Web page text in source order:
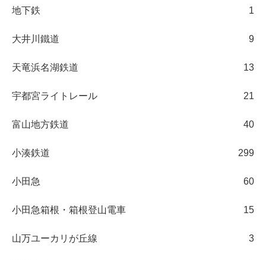
地下鉄 1
大井川鐵道 9
天竜浜名湖鉄道 13
宇都宮ライトレール 21
富山地方鉄道 40
小湊鉄道 299
小田急 60
小田急箱根・箱根登山電車 15
山万ユーカリが丘線 3